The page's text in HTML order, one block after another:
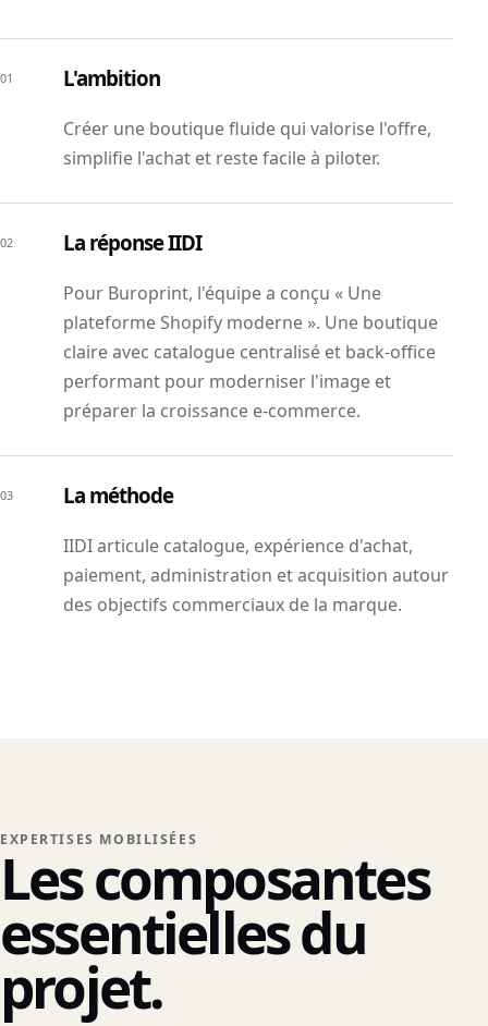
01 L'ambition
Créer une boutique fluide qui valorise l'offre,
simplifie l'achat et reste facile à piloter.
02 La réponse IIDI
Pour Buroprint, l'équipe a conçu « Une
plateforme Shopify moderne ». Une boutique
claire avec catalogue centralisé et back-office
performant pour moderniser l'image et
préparer la croissance e-commerce.
03 La méthode
IIDI articule catalogue, expérience d'achat,
paiement, administration et acquisition autour
des objectifs commerciaux de la marque.
EXPERTISES MOBILISÉES
Les composantes
essentielles du
projet.